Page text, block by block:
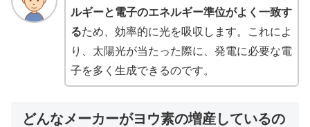
ルギーと電子のエネルギー準位がよく一致す
るため、効率的に光を吸収します。これによ
り、太陽光が当たった際に、発電に必要な電
子を多く生成できるのです。
どんなメーカーがヨウ素の増産しているの